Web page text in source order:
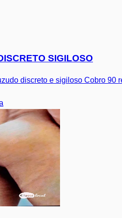
SIGILOSO
discreto e sigiloso Cobro 90